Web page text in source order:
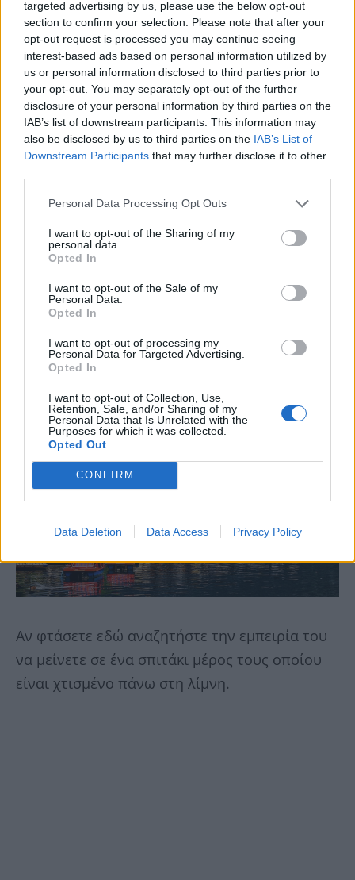
targeted advertising by us, please use the below opt-out
section to confirm your selection. Please note that after your
opt-out request is processed you may continue seeing
interest-based ads based on personal information utilized by
us or personal information disclosed to third parties prior to
your opt-out. You may separately opt-out of the further
disclosure of your personal information by third parties on the
IAB’s list of downstream participants. This information may
also be disclosed by us to third parties on the IAB’s List of
Downstream Participants that may further disclose it to other
Personal Data Processing Opt Outs
I want to opt-out of the Sharing of my
personal data.
Opted In
I want to opt-out of the Sale of my
Personal Data.
Opted In
I want to opt-out of processing my
Personal Data for Targeted Advertising.
Opted In
I want to opt-out of Collection, Use,
Retention, Sale, and/or Sharing of my
Personal Data that Is Unrelated with the
Purposes for which it was collected.
Opted Out
CONFIRM
Data Deletion Data Access Privacy Policy
θεατρικότητα.
Αν φτάσετε εδώ αναζητήστε την εμπειρία του
να μείνετε σε ένα σπιτάκι μέρος τους οποίου
είναι χτισμένο πάνω στη λίμνη.